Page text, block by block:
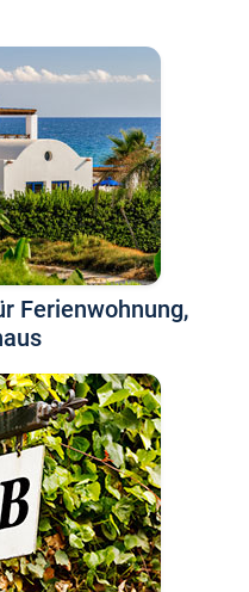
Ferienwohnung,